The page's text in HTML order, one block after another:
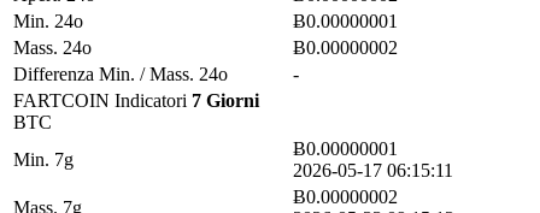
Min. 24o
Ƀ0.00000001
Mass. 24o
Ƀ0.00000002
Differenza Min. / Mass. 24o
-
FARTCOIN Indicatori 7 Giorni
BTC
Min. 7g
Ƀ0.00000001
2026-05-17 06:15:11
Mass. 7g
Ƀ0.00000002